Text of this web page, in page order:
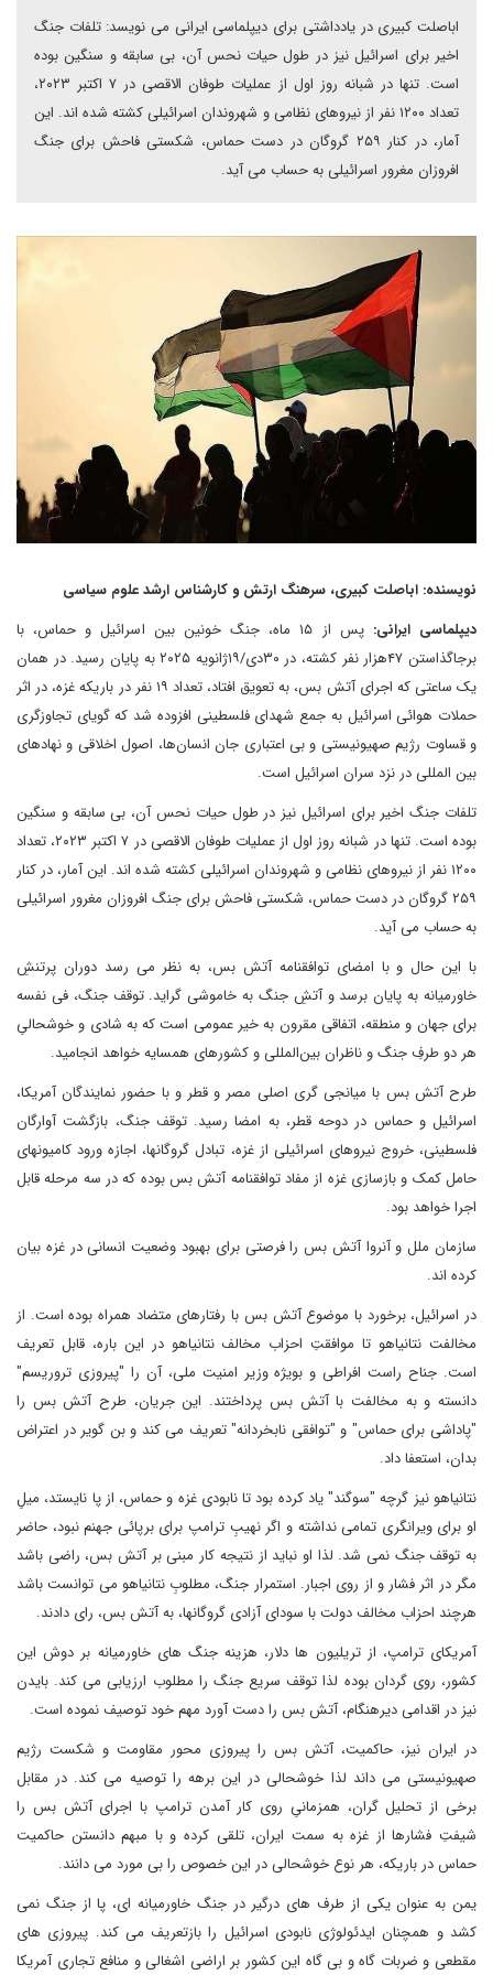
اباصلت کبیری در یادداشتی برای دیپلماسی ایرانی می نویسد: تلفات جنگ
اخیر برای اسرائیل نیز در طول حیات نحس آن، بی سابقه و سنگین بوده
است. تنها در شبانه روز اول از عملیات طوفان الاقصی در ۷ اکتبر ۲۰۲۳،
تعداد ۱۲۰۰ نفر از نیروهای نظامی و شهروندان اسرائیلی کشته شده اند. این
آمار، در کنار ۲۵۹ گروگان در دست حماس، شکستی فاحش برای جنگ
افروزان مغرور اسرائیلی به حساب می آید.
نویسنده: اباصلت کبیری، سرهنگ ارتش و کارشناس ارشد علوم سیاسی
دیپلماسی ایرانی:
پس از ۱۵ ماه، جنگ خونین بین اسرائیل و حماس، با
برجاگذاستن ۴۷هزار نفر کشته، در ۳۰دی/۱۹ژانویه ۲۰۲۵ به پایان رسید. در همان
یک ساعتی که اجرای آتش بس، به تعویق افتاد، تعداد ۱۹ نفر در باریکه غزه، در اثر
حملات هوائی اسرائیل به جمع شهدای فلسطینی افزوده شد که گویای تجاوزگری
و قساوت رژیم صهیونیستی و بی اعتباری جان انسان‌ها، اصول اخلاقی و نهادهای
بین المللی در نزد سران اسرائیل است.
تلفات جنگ اخیر برای اسرائیل نیز در طول حیات نحس آن، بی سابقه و سنگین
بوده است. تنها در شبانه روز اول از عملیات طوفان الاقصی در ۷ اکتبر ۲۰۲۳، تعداد
۱۲۰۰ نفر از نیروهای نظامی و شهروندان اسرائیلی کشته شده اند. این آمار، در کنار
۲۵۹ گروگان در دست حماس، شکستی فاحش برای جنگ افروزان مغرور اسرائیلی
به حساب می آید.
با این حال و با امضای توافقنامه آتش بس، به نظر می رسد دوران پرتنشِ
خاورمیانه به پایان برسد و آتشِ جنگ به خاموشی گراید. توقف جنگ، فی نفسه
برای جهان و منطقه، اتفاقی مقرون به خیر عمومی است که به شادی و خوشحالیِ
هر دو طرفِ جنگ و ناظران بین‌المللی و کشورهای همسایه خواهد انجامید.
طرح آتش بس با میانجی گری اصلی مصر و قطر و با حضور نمایندگان آمریکا،
اسرائیل و حماس در دوحه قطر، به امضا رسید. توقف جنگ، بازگشت آوارگان
فلسطینی، خروج نیروهای اسرائیلی از غزه، تبادل گروگانها، اجازه ورود کامیونهای
حامل کمک و بازسازی غزه از مفاد توافقنامه آتش بس بوده که در سه مرحله قابل
اجرا خواهد بود.
سازمان ملل و آنروا آتش بس را فرصتی برای بهبود وضعیت انسانی در غزه بیان
کرده اند.
در اسرائیل، برخورد با موضوع آتش بس با رفتارهای متضاد همراه بوده است. از
مخالفت نتانیاهو تا موافقتِ احزاب مخالف نتانیاهو در این باره، قابل تعریف
است. جناح راست افراطی و بویژه وزیر امنیت ملی، آن را "پیروزی تروریسم"
دانسته و به مخالفت با آتش بس پرداختند. این جریان، طرح آتش بس را
"پاداشی برای حماس" و "توافقی نابخردانه" تعریف می کند و بن گویر در اعتراض
بدان، استعفا داد.
نتانیاهو نیز گرچه "سوگند" یاد کرده بود تا نابودی غزه و حماس، از پا نایستد، میلِ
او برای ویرانگری تمامی نداشته و اگر نهیبِ ترامپ برای برپائی جهنم نبود، حاضر
به توقف جنگ نمی شد. لذا او نباید از نتیجه کار مبنی بر آتش بس، راضی باشد
مگر در اثر فشار و از روی اجبار. استمرار جنگ، مطلوبِ نتانیاهو می توانست باشد
هرچند احزاب مخالف دولت با سودای آزادی گروگانها، به آتش بس، رای دادند.
آمریکای ترامپ، از تریلیون ها دلار، هزینه جنگ های خاورمیانه بر دوش این
کشور، روی گردان بوده لذا توقف سریع جنگ را مطلوب ارزیابی می کند. بایدن
نیز در اقدامی دیرهنگام، آتش بس را دست آورد مهم خود توصیف نموده است.
در ایران نیز، حاکمیت، آتش بس را پیروزی محور مقاومت و شکست رژیم
صهیونیستی می داند لذا خوشحالی در این برهه را توصیه می کند. در مقابل
برخی از تحلیل گران، همزمانیِ روی کار آمدن ترامپ با اجرای آتش بس را
شیفتِ فشارها از غزه به سمت ایران، تلقی کرده و با مبهم دانستن حاکمیت
حماس در باریکه، هر نوع خوشحالی در این خصوص را بی مورد می دانند.
یمن به عنوان یکی از طرف های درگیر در جنگ خاورمیانه ای، پا از جنگ نمی
کشد و همچنان ایدئولوژی نابودی اسرائیل را بازتعریف می کند. پیروزی های
مقطعی و ضربات گاه و بی گاه این کشور بر اراضی اشغالی و منافع تجاری آمریکا